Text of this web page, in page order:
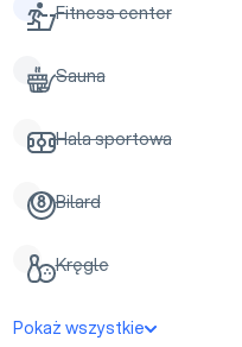
Fitness center
Sauna
Hala sportowa
Bilard
Kręgle
Pokaż wszystkie